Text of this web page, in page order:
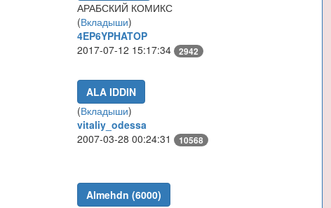
АРАБСКИЙ КОМИКС
(Вкладыши)
4EP6YPHATOP
2017-07-12 15:17:34
2942
ALA IDDIN
(Вкладыши)
vitaliy_odessa
2007-03-28 00:24:31
10568
Almehdn (6000)